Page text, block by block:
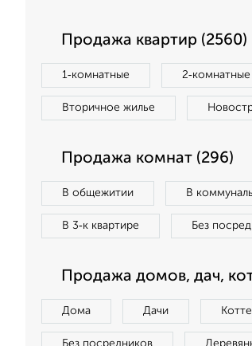
Продажа квартир (2560)
1‑комнатные 2‑комнатные
Вторичное жилье
Продажа комнат (296)
В общежитии В
В 3‑к квартире Без
Продажа домов, дач,
Дома Дачи
Без посредников